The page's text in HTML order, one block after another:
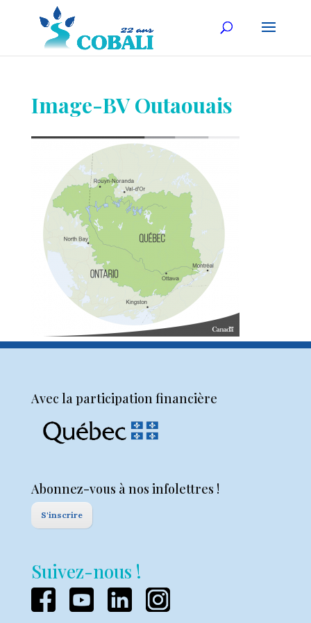
Image-BV Outaouais
Avec la participation financière
Abonnez-vous à nos infolettres !
S'inscrire
Suivez-nous !